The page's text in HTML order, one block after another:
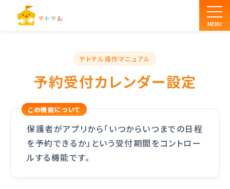
MENU
テトテル操作マニュアル
予約受付カレンダー設定
保護者がアプリから「いつからいつまでの日程
を予約できるか」という受付期間をコントロー
ルする機能です。